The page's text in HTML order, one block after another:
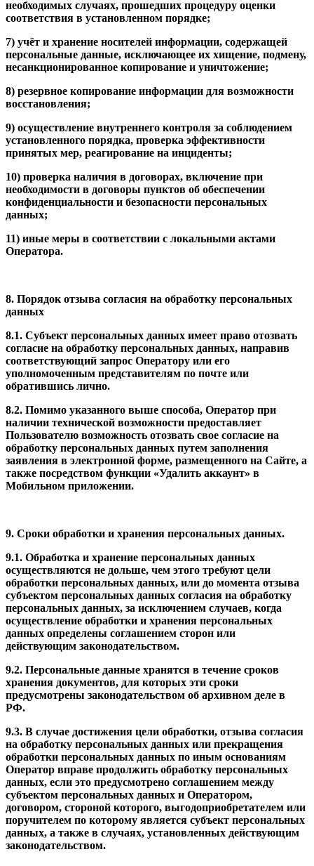
необходимых случаях, прошедших процедуру оценки
соответствия в установленном порядке;
7) учёт и хранение носителей информации, содержащей
персональные данные, исключающее их хищение, подмену,
несанкционированное копирование и уничтожение;
8) резервное копирование информации для возможности
восстановления;
9) осуществление внутреннего контроля за соблюдением
установленного порядка, проверка эффективности
принятых мер, реагирование на инциденты;
10) проверка наличия в договорах, включение при
необходимости в договоры пунктов об обеспечении
конфиденциальности и безопасности персональных
данных;
11) иные меры в соответствии с локальными актами
Оператора.
8. Порядок отзыва согласия на обработку персональных
данных
8.1. Субъект персональных данных имеет право отозвать
согласие на обработку персональных данных, направив
соответствующий запрос Оператору или его
уполномоченным представителям по почте или
обратившись лично.
8.2. Помимо указанного выше способа, Оператор при
наличии технической возможности предоставляет
Пользователю возможность отозвать свое согласие на
обработку персональных данных путем заполнения
заявления в электронной форме, размещенного на Сайте, а
также посредством функции «Удалить аккаунт» в
Мобильном приложении.
9. Сроки обработки и хранения персональных данных.
9.1. Обработка и хранение персональных данных
осуществляются не дольше, чем этого требуют цели
обработки персональных данных, или до момента отзыва
субъектом персональных данных согласия на обработку
персональных данных, за исключением случаев, когда
осуществление обработки и хранения персональных
данных определены соглашением сторон или
действующим законодательством.
9.2. Персональные данные хранятся в течение сроков
хранения документов, для которых эти сроки
предусмотрены законодательством об архивном деле в
РФ.
9.3. В случае достижения цели обработки, отзыва согласия
на обработку персональных данных или прекращения
обработки персональных данных по иным основаниям
Оператор вправе продолжить обработку персональных
данных, если это предусмотрено соглашением между
субъектом персональных данных и Оператором,
договором, стороной которого, выгодоприобретателем или
поручителем по которому является субъект персональных
данных, а также в случаях, установленных действующим
законодательством.